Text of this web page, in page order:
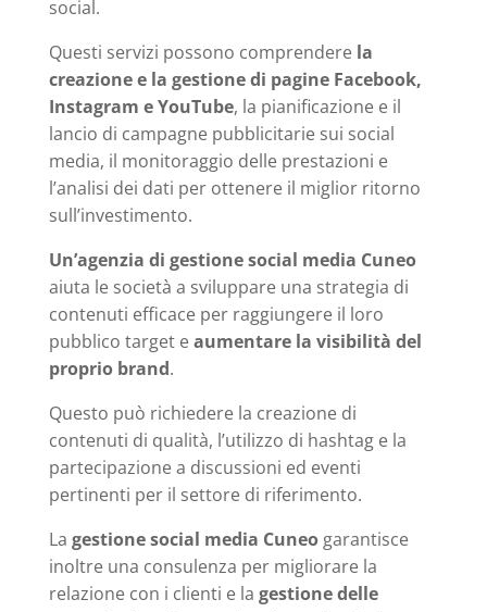
social.
Questi servizi possono comprendere la
creazione e la gestione di pagine Facebook,
Instagram e YouTube, la pianificazione e il
lancio di campagne pubblicitarie sui social
media, il monitoraggio delle prestazioni e
l’analisi dei dati per ottenere il miglior ritorno
sull’investimento.
Un’agenzia di gestione social media Cuneo
aiuta le società a sviluppare una strategia di
contenuti efficace per raggiungere il loro
pubblico target eaumentare la visibilità del
proprio brand.
Questo può richiedere la creazione di
contenuti di qualità, l’utilizzo di hashtag e la
partecipazione a discussioni ed eventi
pertinenti per il settore di riferimento.
La gestione social media Cuneogarantisce
inoltre una consulenza per migliorare la
relazione con i clienti e la gestione delle